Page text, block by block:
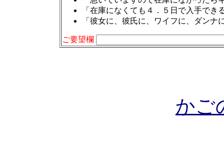
「在庫になくても４．５日で入手でき
「彼女に、彼氏に、ワイフに、ダン
ご要望欄
かご